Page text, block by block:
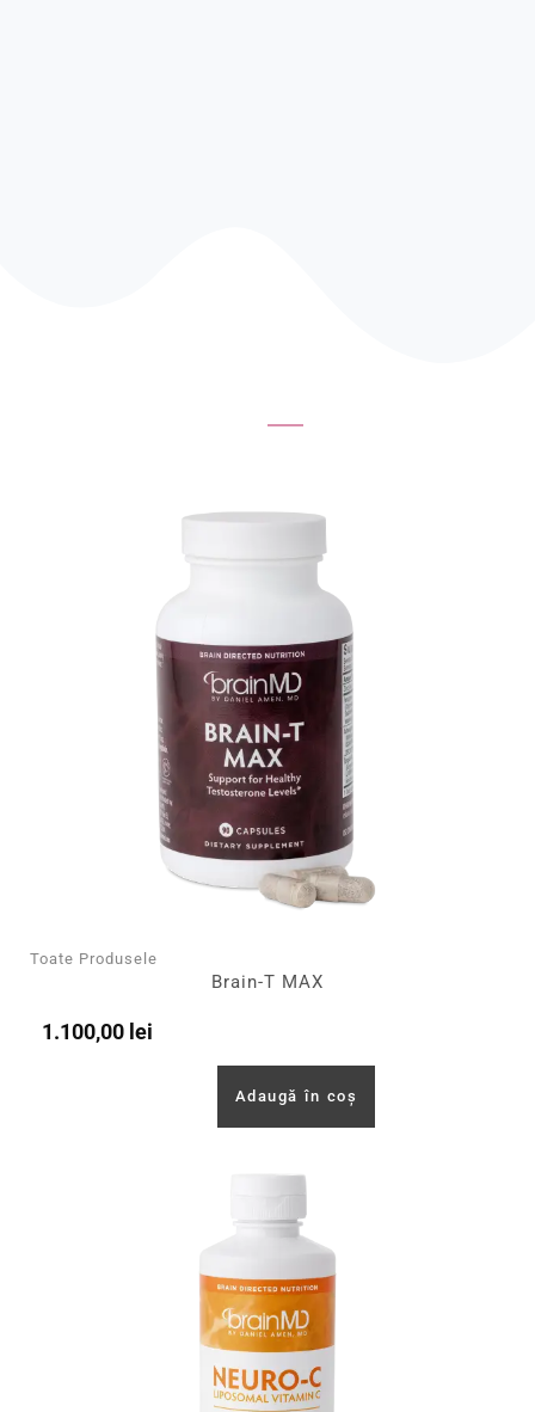
Toate Produsele
Brain-T MAX
1.100,00 lei
Adaugă în coș